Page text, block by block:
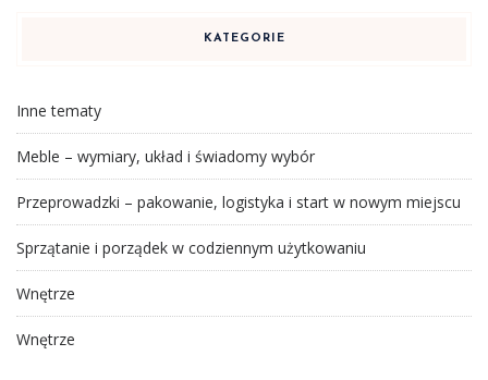
KATEGORIE
Inne tematy
Meble – wymiary, układ i świadomy wybór
Przeprowadzki – pakowanie, logistyka i start w nowym miejscu
Sprzątanie i porządek w codziennym użytkowaniu
Wnętrze
Wnętrze